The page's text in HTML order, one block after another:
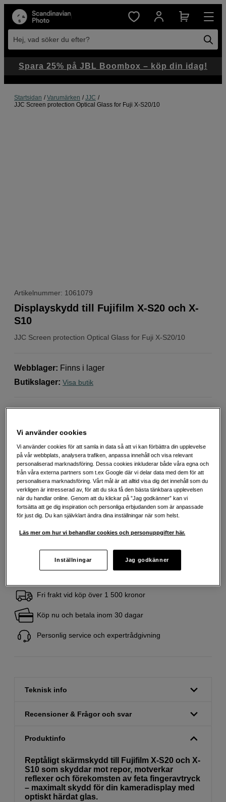
Hej, vad söker du efter?
Startsidan Varumärken
JJC
JJC Screen protection Optical Glass for Fuji X-S20/10
Artikelnummer: 1061079
JJC Screen protection Optical Glass for Fuji X-S20/10
Displayskydd till Fujifilm X-S20 och X-
S10
Webblager: Finns i lager
Butikslager: Visa butik
Till Fujifilm X-S20 och X-S10
Mer information
189 SEK
Handla tryggt med delbetalning eller faktura Info
Lägg i kundvagn
Fri frakt vid köp över 1 500 kronor
Köp nu och betala inom 30 dagar
Personlig service och expertrådgivning
Teknisk info
Recensioner & Frågor och svar
Produktinfo
Reptåligt skärmskydd till Fujifilm X-S20 och X-
S10 som skyddar mot repor, motverkar
reflexer och förekomsten av feta fingeravtryck
– maximalt skydd för din kameradisplay med
optiskt härdat glas.
Spara 25% på JBL Boombox – köp din idag!
Vi använder cookies
Vi använder cookies för att samla in data så att vi kan förbättra din upplevelse
på vår webbplats, analysera trafiken, anpassa innehåll och visa relevant
personaliserad marknadsföring. Dessa cookies inkluderar både våra egna och
från våra externa partners som t.ex Google där vi delar data med dem för att
personalisera marknadsföring. Vårt mål är att alltid visa dig det innehåll som du
verkligen är intresserad av, för att du ska få den bästa tänkbara upplevelsen
när du handlar online. Genom att du klickar på ”Jag godkänner” kan vi
fortsätta att ge dig inspiration och personliga erbjudanden som är anpassade
för just dig. Du kan självklart ändra dina inställningar när som helst.
Läs mer om hur vi behandlar cookies och personuppgifter här.
Inställningar Jag godkänner